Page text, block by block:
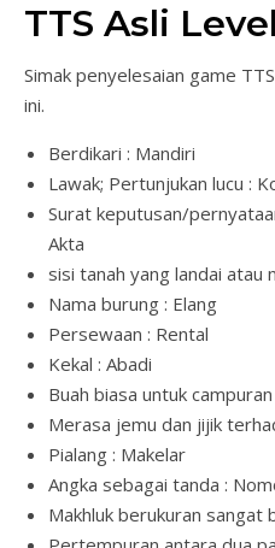
TTS Asli
Simak penyelesaian game
ini.
Berdikari : Mandiri
Lawak; Pertunjukan lucu :
Surat keputusan/
Akta
sisi tanah yang landai atau
Nama burung : Elang
Persewaan : Rental
Kekal : Abadi
Buah biasa untuk
Merasa jemu dan jijik
Pialang : Makelar
Angka sebagai tanda :
Makhluk berukuran sangat